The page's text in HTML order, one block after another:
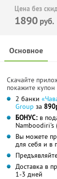
Цена без
1890 руб.
Основное
Скачайте
покажите
2 банки
Group за
БОНУС: в
Namboodiri's
Вы можете
для себя и в
Доставка в
1-3 дней